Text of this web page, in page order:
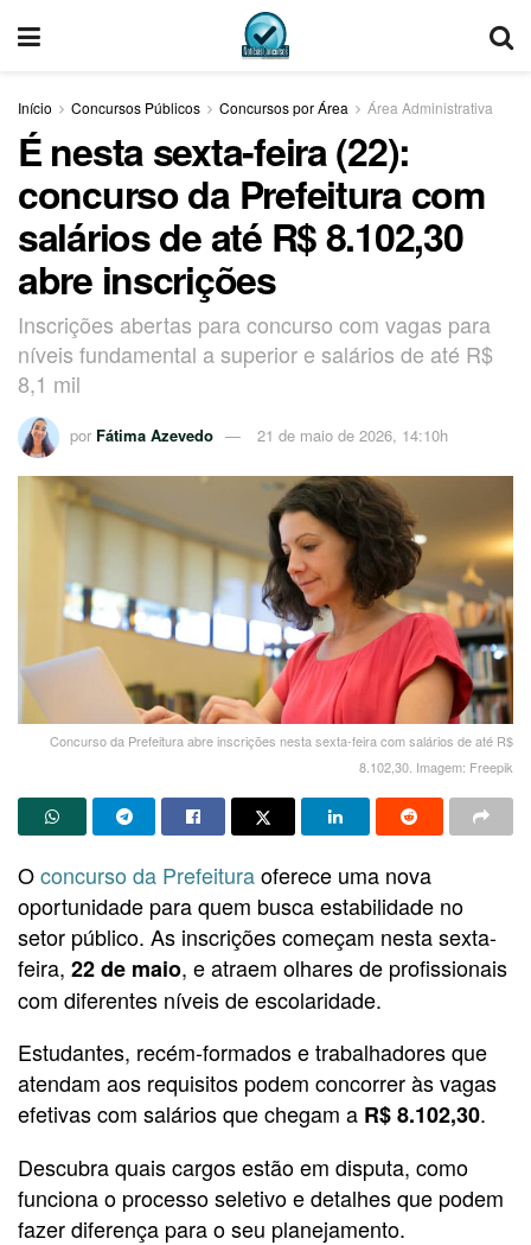
Início Concursos Públicos Concursos por Área Área Administrativa
É nesta sexta-feira (22):
concurso da Prefeitura com
salários de até R$ 8.102,30
abre inscrições
Inscrições abertas para concurso com vagas para
níveis fundamental a superior e salários de até R$
8,1 mil
por Fátima Azevedo 21 de maio de 2026, 14:10h
Concurso da Prefeitura abre inscrições nesta sexta-feira com salários de até R$
8.102,30. Imagem: Freepik
Oconcurso da Prefeituraoferece uma nova
oportunidade para quem busca estabilidade no
setor público. As inscrições começam nesta sexta-
feira, 22 de maio, e atraem olhares de profissionais
com diferentes níveis de escolaridade.
Estudantes, recém-formados e trabalhadores que
atendam aos requisitos podem concorrer às vagas
efetivas com salários que chegam a R$ 8.102,30.
Descubra quais cargos estão em disputa, como
funciona o processo seletivo e detalhes que podem
fazer diferença para o seu planejamento.